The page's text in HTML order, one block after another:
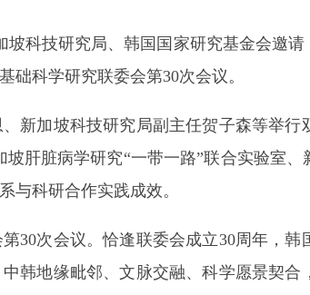
科技研究局、韩国国家研究基金会邀
础科学研究联委会第30次会议。
加坡科技研究局副主任贺子森等举行
肝脏病学研究“一带一路”联合实验室
与科研合作实践成效。
次会议。恰逢联委会成立30周年，韩
韩地缘毗邻、文脉交融、科学愿景契